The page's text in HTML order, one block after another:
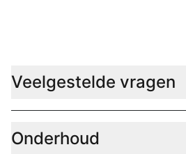
Veelgestelde vragen
Onderhoud